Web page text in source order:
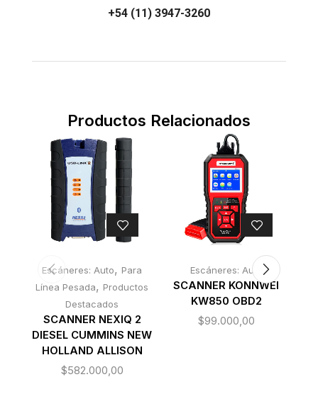
+54 (11) 3947-3260
Productos Relacionados
Escáneres: Auto, Para
Línea Pesada, Productos
Destacados
SCANNER NEXIQ 2
DIESEL CUMMINS NEW
HOLLAND ALLISON
$582.000,00
Escáneres: Auto
SCANNER KONNWEI
KW850 OBD2
$99.000,00